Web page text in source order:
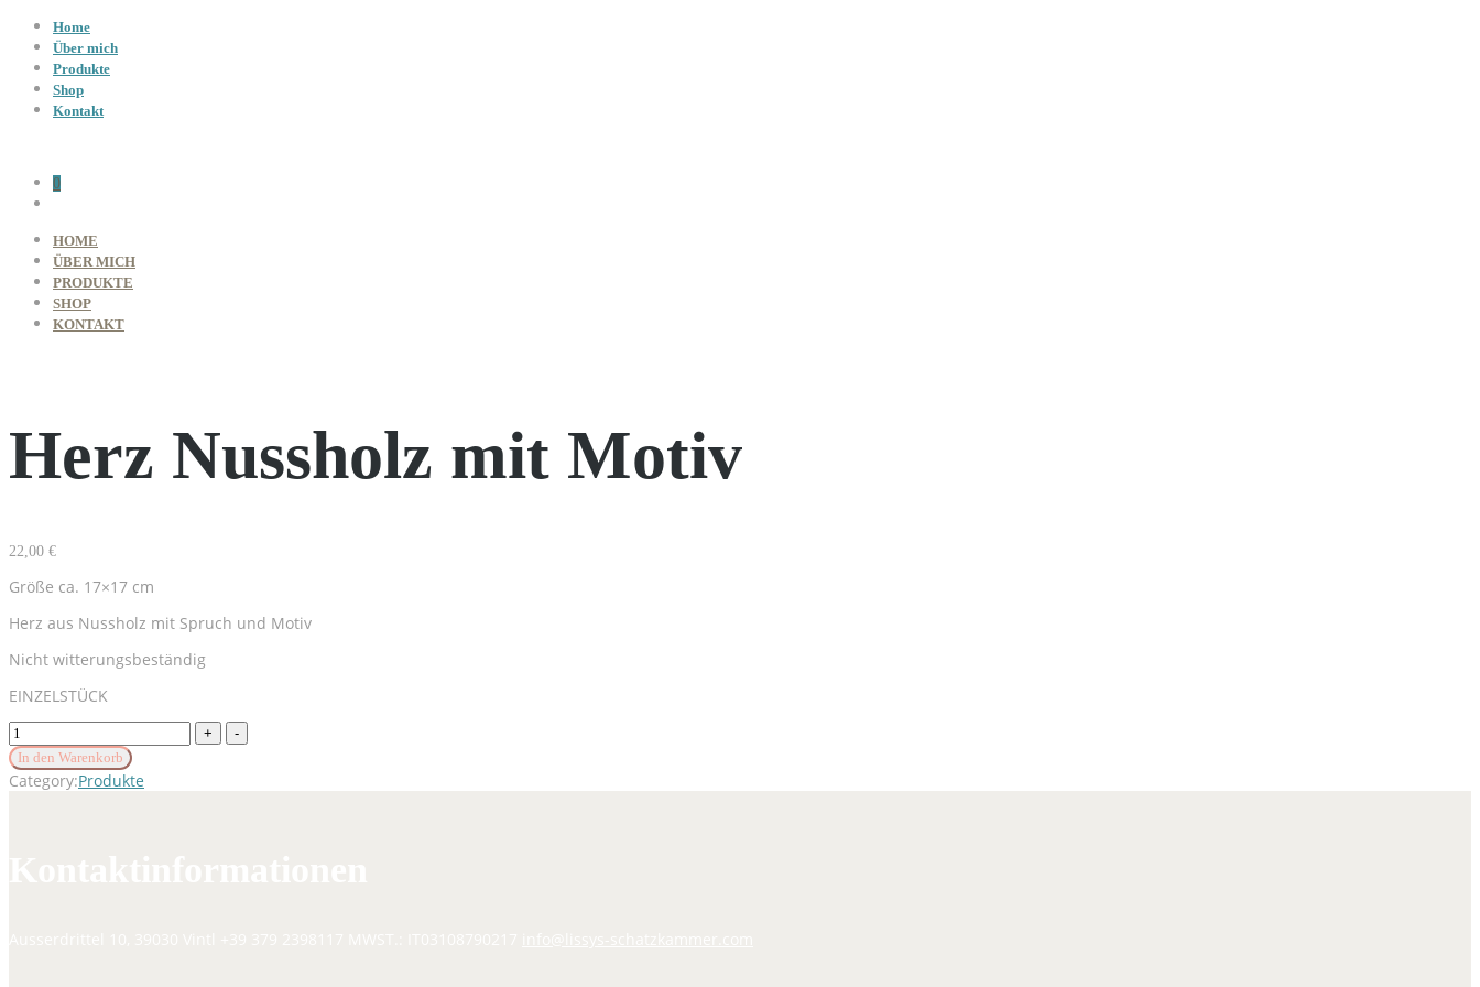
Home
Über mich
Produkte
Shop
Kontakt
0
HOME
ÜBER MICH
PRODUKTE
SHOP
KONTAKT
Herz Nussholz mit Motiv
22,00 €
Größe ca. 17×17 cm
Herz aus Nussholz mit Spruch und Motiv
Nicht witterungsbeständig
EINZELSTÜCK
Herz
Nussholz
mit
Motiv
In den Warenkorb
Category:Produkte